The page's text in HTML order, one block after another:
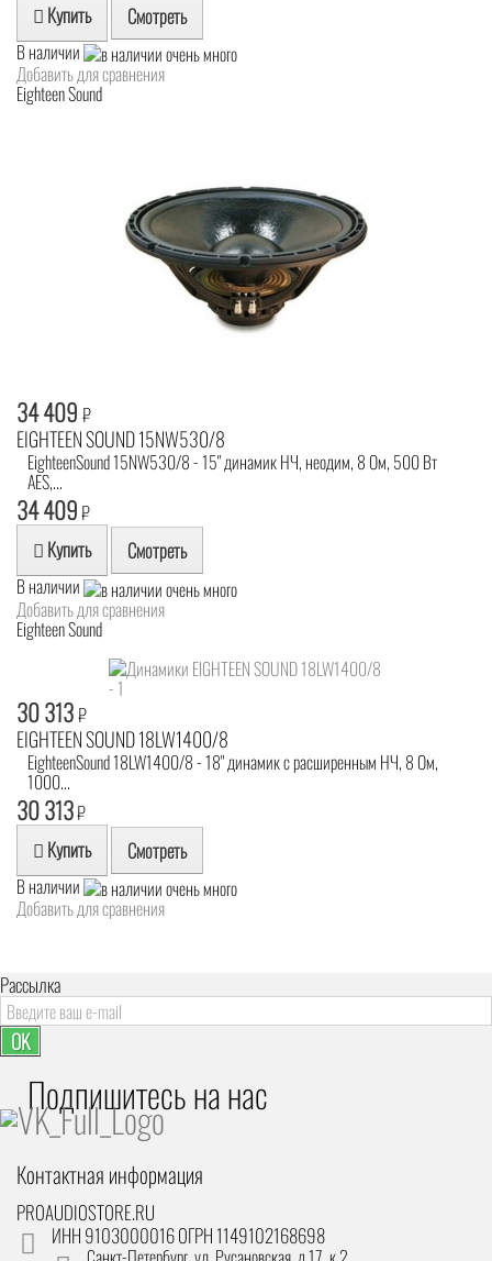
Купить Смотреть
В наличии
Добавить для сравнения
Eighteen Sound
34 409 ₽
EIGHTEEN SOUND 15NW530/8
EighteenSound 15NW530/8 - 15" динамик НЧ, неодим, 8 Ом, 500 Вт
AES,...
34 409₽
Купить Смотреть
В наличии
Добавить для сравнения
Eighteen Sound
30 313₽
EIGHTEEN SOUND 18LW1400/8
EighteenSound 18LW1400/8 - 18" динамик с расширенным НЧ, 8 Ом,
1000...
30 313₽
Купить Смотреть
В наличии
Добавить для сравнения
Рассылка
OK
Подпишитесь на наc
Контактная информация
PROAUDIOSTORE.RU
ИНН 9103000016 ОГРН 1149102168698